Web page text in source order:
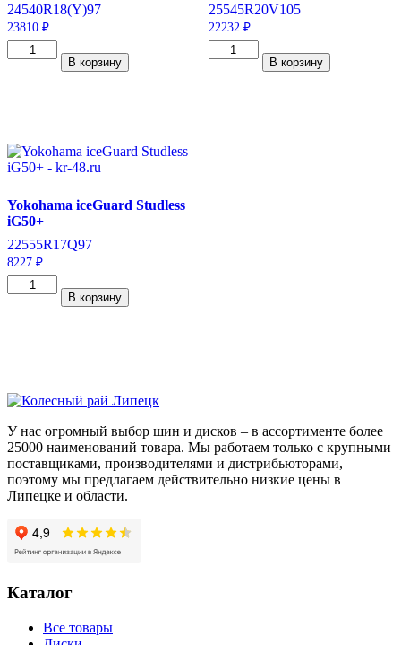
24540R18(Y)97
23810 ₽
Количество
товара
97
Y
В корзину
25545R20V105
22232 ₽
Количество
товара
В корзину
Yokohama iceGuard Studless
iG50+
22555R17Q97
8227 ₽
Количество
товара
97
Q
В корзину
У нас огромный выбор шин и дисков – в ассортименте более
25000 наименований товара. Мы работаем только с крупными
поставщиками, производителями и дистрибьюторами,
поэтому мы предлагаем действительно низкие цены в
Липецке и области.
Каталог
Все товары